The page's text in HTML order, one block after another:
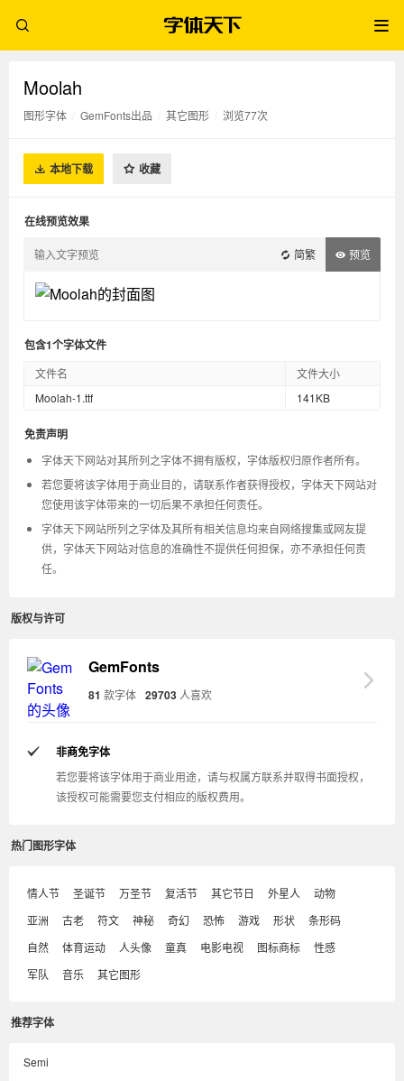
Moolah
图形字体 GemFonts出品 其它图形 浏览77次
本地下载 收藏
在线预览效果
简繁 预览
包含1个字体文件
文件名
文件大小
Moolah-1.ttf
141KB
免责声明
字体天下网站对其所列之字体不拥有版权，字体版权归原作者所有。
若您要将该字体用于商业目的，请联系作者获得授权，字体天下网站对
您使用该字体带来的一切后果不承担任何责任。
字体天下网站所列之字体及其所有相关信息均来自网络搜集或网友提
供，字体天下网站对信息的准确性不提供任何担保，亦不承担任何责
任。
版权与许可
GemFonts
81 款字体 29703 人喜欢
非商免字体
若您要将该字体用于商业用途，请与权属方联系并取得书面授权，
该授权可能需要您支付相应的版权费用。
热门图形字体
情人节 圣诞节 万圣节 复活节 其它节日 外星人
动物
亚洲
古老 符文 神秘 奇幻 恐怖 游戏 形状
条形码
自然
体育运动 人头像 童真 电影电视 图标商标
性感
军队
音乐 其它图形
推荐字体
Semi